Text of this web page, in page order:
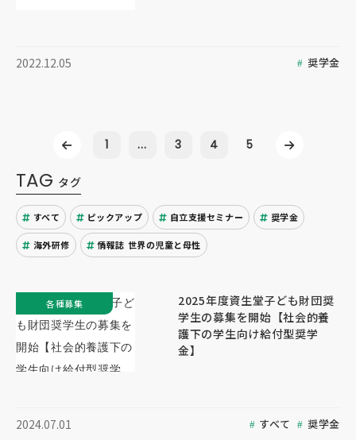
2022.12.05 奨学金
1 ... 3 4 5
TAG タグ
すべて ピックアップ 自立支援セミナー 奨学金
海外研修 情報誌 世界の児童と母性
2025年度資生堂子ども財団奨
学生の募集を開始【社会的養
護下の学生向け給付型奨学
金】
2024.07.01 すべて 奨学金
各種募集